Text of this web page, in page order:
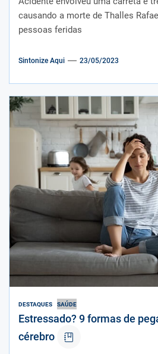
causando a morte de Thalles
pessoas feridas
Sintonize Aqui 23/05/2023
DESTAQUES SAÚDE
Estressado? 9 formas de
cérebro